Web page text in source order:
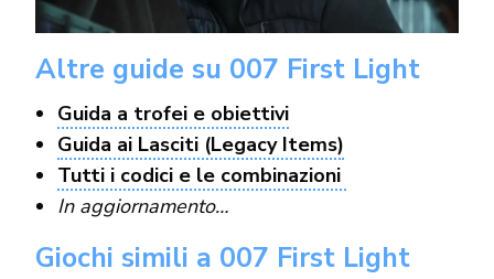
Altre guide su 007 First Light
Guida a trofei e obiettivi
Guida ai Lasciti (Legacy Items)
Tutti i codici e le combinazioni
In aggiornamento…
Giochi simili a 007 First Light